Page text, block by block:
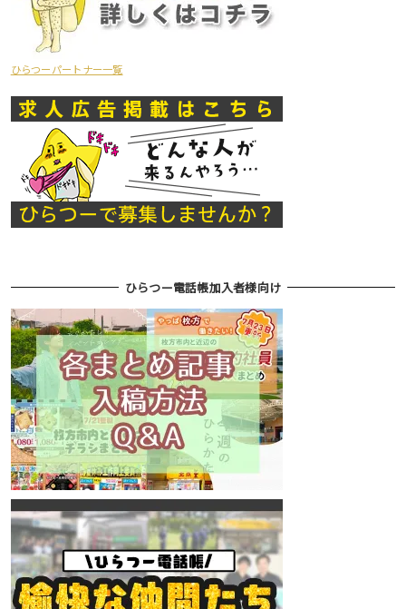
ひらつーパートナー一覧
ひらつー電話帳加入者様向け